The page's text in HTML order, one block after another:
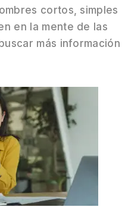
cortos, simples
en la mente de las
más información